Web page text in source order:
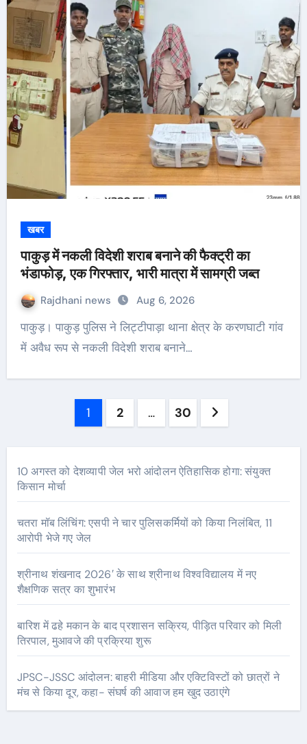
खबर
पाकुड़ में नकली विदेशी शराब बनाने की फैक्ट्री का
भंडाफोड़, एक गिरफ्तार, भारी मात्रा में सामग्री जब्त
Rajdhani news Aug 6, 2026
पाकुड़। पाकुड़ पुलिस ने लिट्टीपाड़ा थाना क्षेत्र के करणघाटी गांव
में अवैध रूप से नकली विदेशी शराब बनाने…
1 2 … 30
10 अगस्त को देशव्यापी जेल भरो आंदोलन ऐतिहासिक होगा: संयुक्त
किसान मोर्चा
चतरा मॉब लिंचिंग: एसपी ने चार पुलिसकर्मियों को किया निलंबित, 11
आरोपी भेजे गए जेल
श्रीनाथ शंखनाद 2026′ के साथ श्रीनाथ विश्वविद्यालय में नए
शैक्षणिक सत्र का शुभारंभ
बारिश में ढहे मकान के बाद प्रशासन सक्रिय, पीड़ित परिवार को मिली
तिरपाल, मुआवजे की प्रक्रिया शुरू
JPSC-JSSC आंदोलन: बाहरी मीडिया और एक्टिविस्टों को छात्रों ने
मंच से किया दूर, कहा- संघर्ष की आवाज हम खुद उठाएंगे